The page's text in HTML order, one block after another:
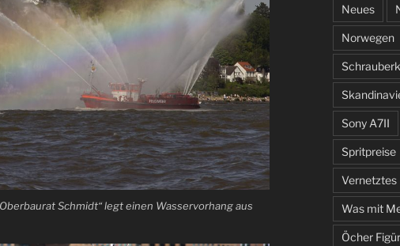
Schmidt“ legt einen Wasservorhang aus
Neues
Norwegen
Sony A7II
Spritpreise
Vernetztes
Was mit
Öcher